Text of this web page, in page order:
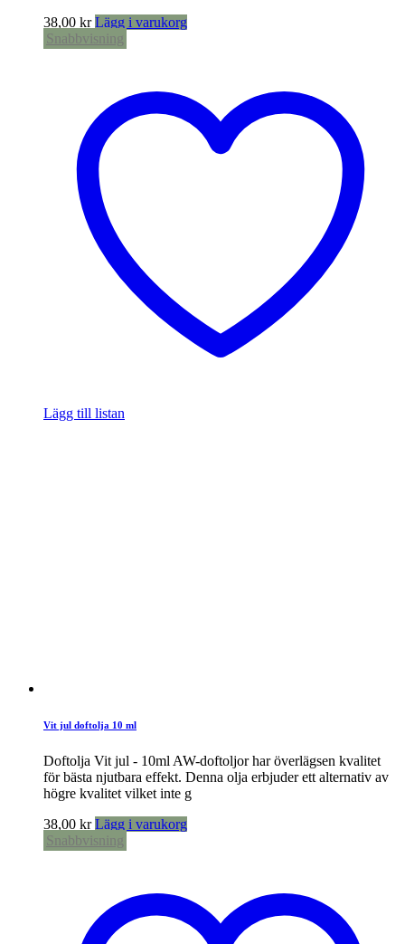
38,00 kr Lägg i varukorg
Snabbvisning
Lägg till listan
Vit jul doftolja 10 ml
Doftolja Vit jul - 10ml AW-doftoljor har överlägsen kvalitet
för bästa njutbara effekt. Denna olja erbjuder ett alternativ av
högre kvalitet vilket inte g
38,00 kr Lägg i varukorg
Snabbvisning